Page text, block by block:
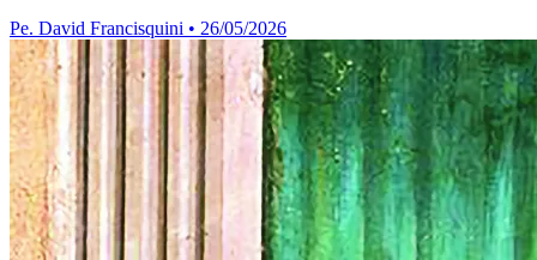
Pe. David Francisquini • 26/05/2026